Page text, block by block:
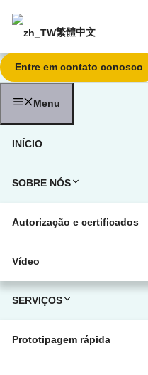
繁體中文
Entre em contato conosco
Menu
INÍCIO
SOBRE NÓS
Autorização e certificados
Vídeo
SERVIÇOS
Prototipagem rápida